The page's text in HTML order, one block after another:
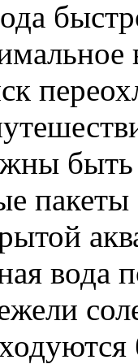
быть
пакеты
вода